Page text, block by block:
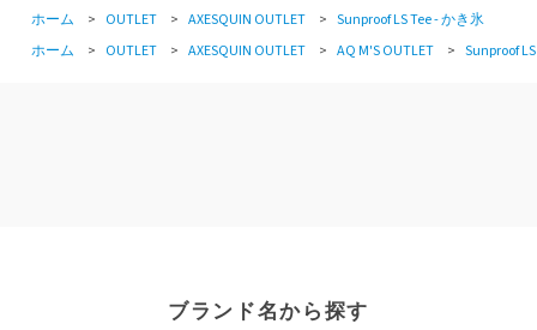
ホーム
> OUTLET > AXESQUIN OUTLET > Sunproof LS Tee - かき氷
ホーム
> OUTLET > AXESQUIN OUTLET > AQ M'S OUTLET > Sunproof
ブランド名から探す